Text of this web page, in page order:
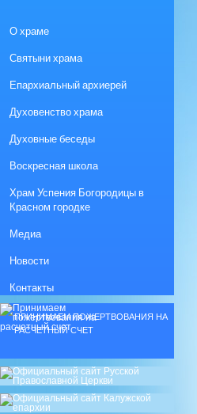
О храме
Святыни храма
Епархиальный архиерей
Духовенство храма
Духовные беседы
Воскресная школа
Храм Успения Богородицы в
Красном городке
Медиа
Новости
Контакты
ПРИНИМАЕМ ПОЖЕРТВОВАНИЯ НА
РАСЧЕТНЫЙ СЧЕТ